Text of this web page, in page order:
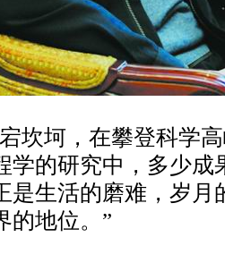
坎坷，在攀登科学
学的研究中，多少成
是生活的磨难，岁月
的地位。”